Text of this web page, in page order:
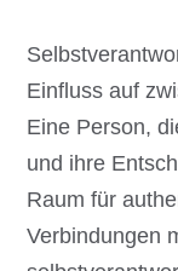
Einfluss auf
Eine Person,
und ihre
Raum für
Verbindungen